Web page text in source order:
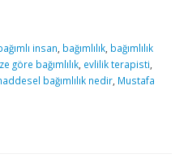
insan, bağımlılık, bağımlılık
göre bağımlılık, evlilik terapisti,
bağımlılık nedir, Mustafa